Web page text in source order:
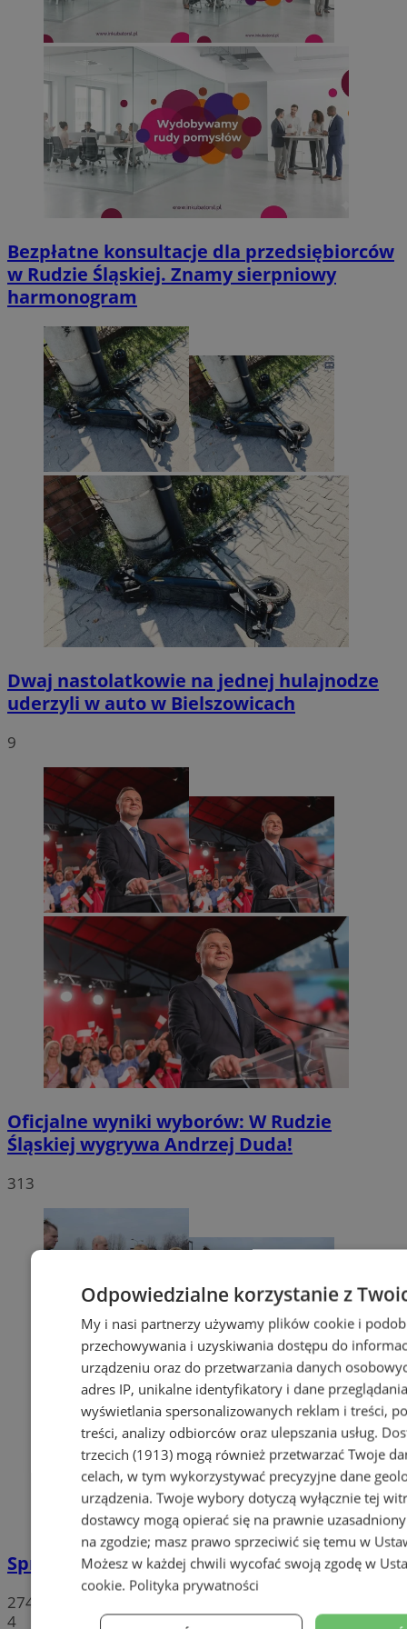
Bezpłatne konsultacje dla przedsiębiorców
w Rudzie Śląskiej. Znamy sierpniowy
harmonogram
Dwaj nastolatkowie na jednej hulajnodze
uderzyli w auto w Bielszowicach
9
Oficjalne wyniki wyborów: W Rudzie
Śląskiej wygrywa Andrzej Duda!
313
Sprzeciwiają się niedzieli wolnej od handlu
274
4
Odpowiedzialne korzystanie z
My i nasi partnerzy używamy plików cookie i
przechowywania i uzyskiwania dostępu do
urządzeniu oraz do przetwarzania danych
adres IP, unikalne identyfikatory i dane
wyświetlania spersonalizowanych reklam i treści,
treści, analizy odbiorców oraz ulepszania usług.
trzecich (1913)mogą również przetwarzać Twoje
celach, w tym wykorzystywać precyzyjne dane
urządzenia. Twoje wybory dotyczą wyłącznie tej
dostawcy mogą opierać się na prawnie
na zgodzie; masz prawo sprzeciwić się temu w
Możesz w każdej chwili wycofać swoją zgodę w
cookie. Polityka prywatności